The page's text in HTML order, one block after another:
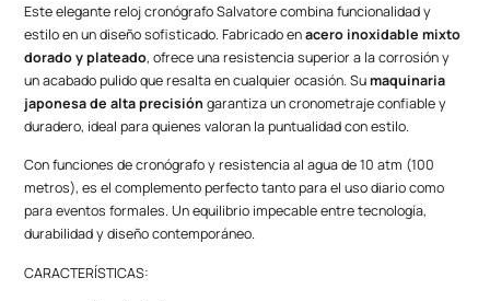
Este elegante reloj cronógrafo Salvatore combina funcionalidad y
estilo en un diseño sofisticado. Fabricado enacero inoxidable mixto
dorado y plateado, ofrece una resistencia superior a la corrosión y
un acabado pulido que resalta en cualquier ocasión. Sumaquinaria
japonesa de alta precisión garantiza un cronometraje confiable y
duradero, ideal para quienes valoran la puntualidad con estilo.
Con funciones de cronógrafo y resistencia al agua de 10 atm (100
metros), es el complemento perfecto tanto para el uso diario como
para eventos formales. Un equilibrio impecable entre tecnología,
durabilidad y diseño contemporáneo.
CARACTERÍSTICAS: